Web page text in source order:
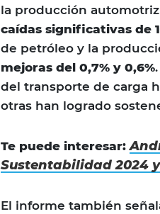
la producción
caídas significativas de
de petróleo y la
mejoras del 0,7% y 0,6%
del transporte de carga
otras han logrado
Te puede interesar:
Sustentabilidad 2024
El informe también